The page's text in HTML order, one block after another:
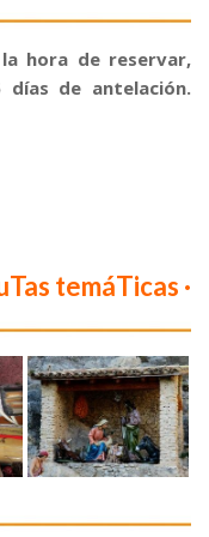
hora de reservar,
de antelación.
temáTicas ·